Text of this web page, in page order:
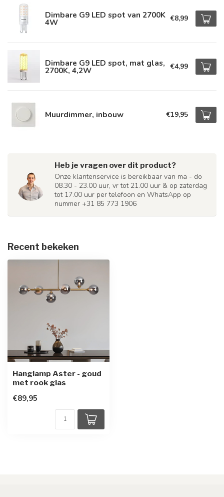
Dimbare G9 LED spot van 2700K
4W €8,99
Dimbare G9 LED spot, mat glas,
2700K, 4,2W €4,99
Muurdimmer, inbouw €19,95
Heb je vragen over dit product?
Onze klantenservice is bereikbaar van ma - do
08.30 - 23.00 uur, vr tot 21.00 uur & op zaterdag
tot 17.00 uur per telefoon en WhatsApp op
nummer +31 85 773 1906
Recent bekeken
Hanglamp Aster - goud
met rook glas
€89,95